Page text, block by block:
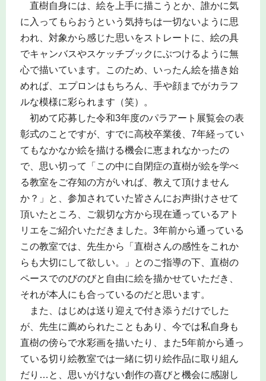
直樹自身には、絵を上手に描こうとか、誰かに気
に入ってもらおうという気持ちは一切ないように思
われ、対象から感じた思いをストレートに、絵の具
でキャンバスやスケッチブックにぶつけるように無
心で描いています。このため、いったん絵を描き始
めれば、エプロンはもちろん、手や顔までがカラフ
ルな模様に彩られます（笑）。
初めて応募した令和3年度のパラアート展覧会の表
彰式のことですが、すでに高校卒業後、7年経ってい
てもなかなか絵を描ける機会に恵まれなかったの
で、思い切って「この中に自閉症の直樹が絵を学べ
る教室をご存知の方がいれば、教えて頂けません
か？」と、参加されていた皆さんにお声掛けさせて
頂いたところ、ご親切な方から現在通っているアト
リエをご紹介いただきました。3年前から通っている
この教室では、先生から「直樹さんの感性をこれか
らも大切にして欲しい。」とのご指導の下、直樹の
ペースでのびのびと自由に絵を描かせていただき、
それが本人にも合っているのだと思います。
また、はじめは送り迎えで付き添うだけでした
が、先生に薦められたこともあり、今では私自身も
直樹の傍らで水彩画を描いたり、また5年前から通っ
ている切り絵教室では一緒に切り絵作品に取り組ん
だり…と、思いがけない創作の喜びと機会に感謝し